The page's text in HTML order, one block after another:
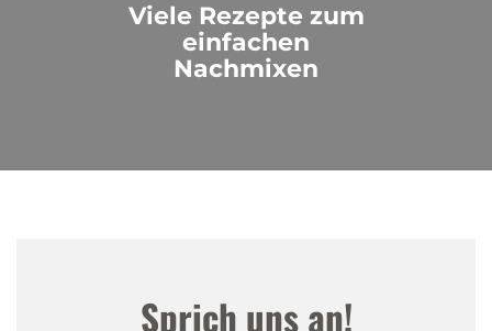
Viele Rezepte zum
einfachen
Nachmixen
Sprich uns an!